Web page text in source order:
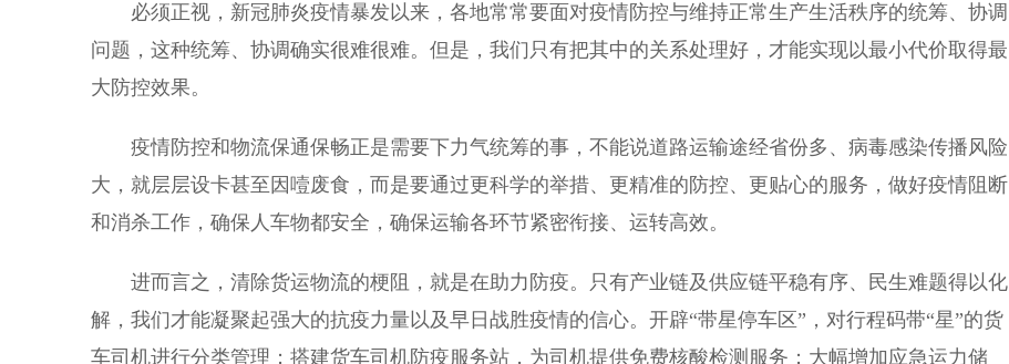
必须正视，新冠肺炎疫情暴发以来，各地常常要面对疫情防控与维持正常生产生活秩序的统筹、协调
问题，这种统筹、协调确实很难很难。但是，我们只有把其中的关系处理好，才能实现以最小代价取得最
大防控效果。
疫情防控和物流保通保畅正是需要下力气统筹的事，不能说道路运输途经省份多、病毒感染传播风险
大，就层层设卡甚至因噎废食，而是要通过更科学的举措、更精准的防控、更贴心的服务，做好疫情阻断
和消杀工作，确保人车物都安全，确保运输各环节紧密衔接、运转高效。
进而言之，清除货运物流的梗阻，就是在助力防疫。只有产业链及供应链平稳有序、民生难题得以化
解，我们才能凝聚起强大的抗疫力量以及早日战胜疫情的信心。开辟“带星停车区”，对行程码带“星”的货
车司机进行分类管理；搭建货车司机防疫服务站，为司机提供免费核酸检测服务；大幅增加应急运力储